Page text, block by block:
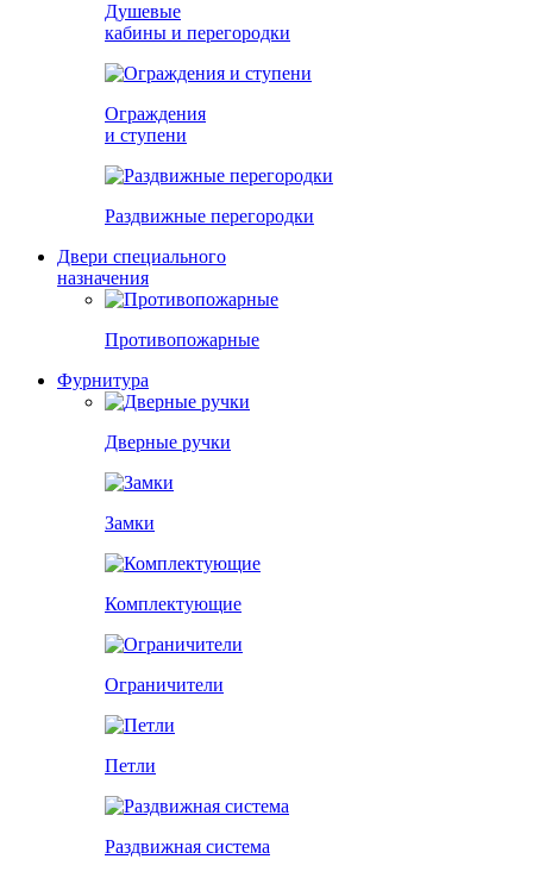
Душевые
кабины и перегородки
Ограждения
и ступени
Раздвижные перегородки
Двери специального
назначения
Противопожарные
Фурнитура
Дверные ручки
Замки
Комплектующие
Ограничители
Петли
Раздвижная система